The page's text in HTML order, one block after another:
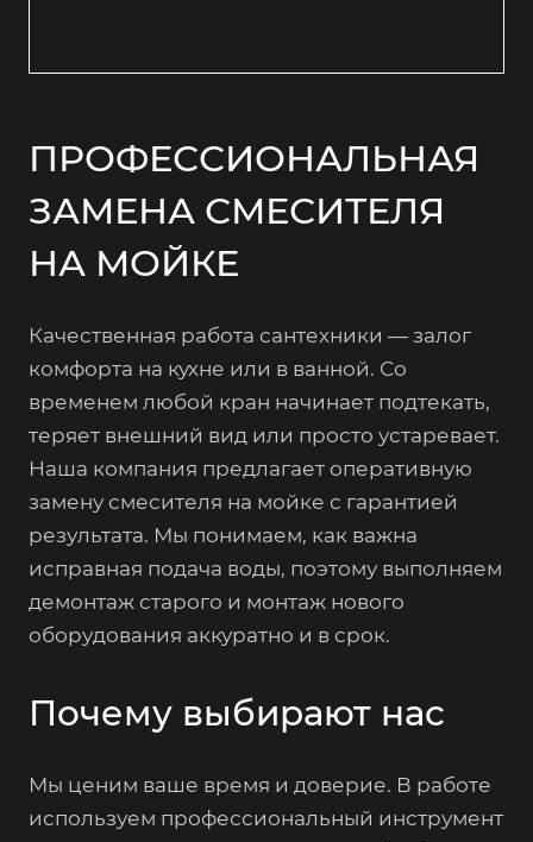
ПРОФЕССИОНАЛЬНАЯ
ЗАМЕНА СМЕСИТЕЛЯ
НА МОЙКЕ
Качественная работа сантехники — залог
комфорта на кухне или в ванной. Со
временем любой кран начинает подтекать,
теряет внешний вид или просто устаревает.
Наша компания предлагает оперативную
замену смесителя на мойке с гарантией
результата. Мы понимаем, как важна
исправная подача воды, поэтому выполняем
демонтаж старого и монтаж нового
оборудования аккуратно и в срок.
Почему выбирают нас
Мы ценим ваше время и доверие. В работе
используем профессиональный инструмент